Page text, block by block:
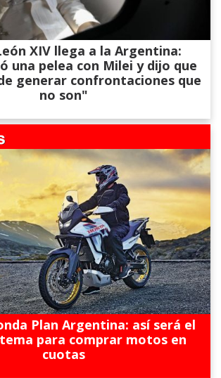
XIV llega a la Argentina:
una pelea con Milei y dijo que
generar confrontaciones que
no son"
Plan Argentina: así será el
para comprar motos en
cuotas